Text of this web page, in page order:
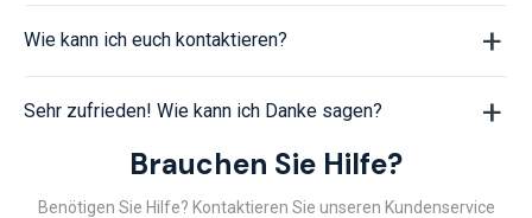
Wie kann ich euch kontaktieren?
Sehr zufrieden! Wie kann ich Danke sagen?
Brauchen Sie Hilfe?
Benötigen Sie Hilfe? Kontaktieren Sie unseren Kundenservice